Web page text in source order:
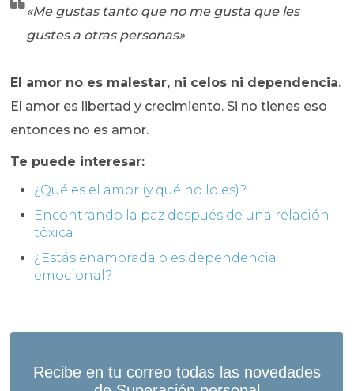
«Me gustas tanto que no me gusta que les
gustes a otras personas»
El amor no es malestar, ni celos ni dependencia.
El amor es libertad y crecimiento. Si no tienes eso
entonces no es amor.
Te puede interesar:
¿Qué es el amor (y qué no lo es)?
Encontrando la paz después de una relación
tóxica
¿Estás enamorada o es dependencia
emocional?